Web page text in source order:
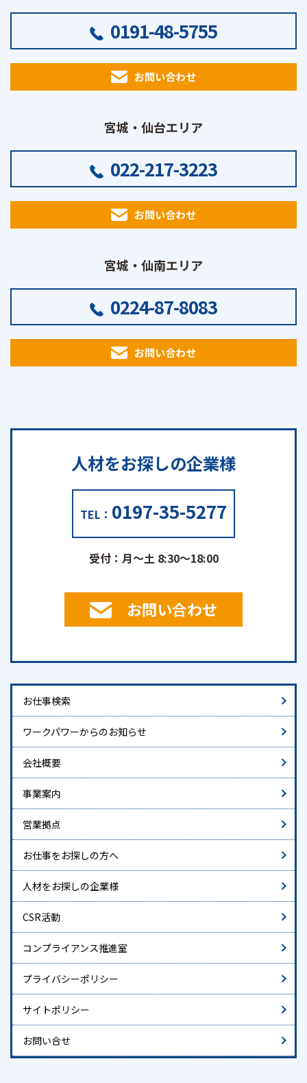
0191-48-5755
お問い合わせ
宮城・仙台エリア
022-217-3223
お問い合わせ
宮城・仙南エリア
0224-87-8083
お問い合わせ
人材をお探しの企業様
TEL： 0197-35-5277
受付：月～土 8:30～18:00
お問い合わせ
お仕事検索
ワークパワーからのお知らせ
会社概要
事業案内
営業拠点
お仕事をお探しの方へ
人材をお探しの企業様
CSR活動
コンプライアンス推進室
プライバシーポリシー
サイトポリシー
お問い合せ